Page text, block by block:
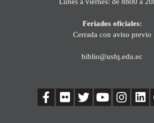
Feriados oficiales:
Cerrada con aviso previo
biblio@usfq.edu.ec